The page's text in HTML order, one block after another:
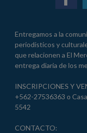
Entregamos a la
periodísticos y
que relacionen a El
entrega diaria de los
INSCRIPCIONES Y
+562-27536363 o
5542
CONTACTO: